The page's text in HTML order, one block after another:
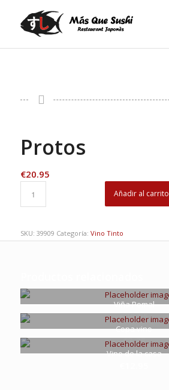
Protos
€20.95
Añadir al carrito
SKU: 39909 Categoría: Vino Tinto
Viña Pomal
€20.95
Copa vino
€3.35
Vino de la casa